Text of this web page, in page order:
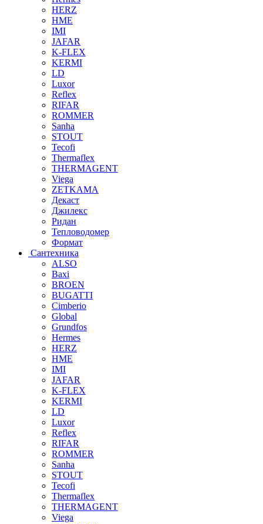
HERZ
HME
IMI
JAFAR
K-FLEX
KERMI
LD
Luxor
Reflex
RIFAR
ROMMER
Sanha
STOUT
Tecofi
Thermaflex
THERMAGENT
Viega
ZETKAMA
Декаст
Джилекс
Ридан
Тепловодомер
Формат
Сантехника
ALSO
Baxi
BROEN
BUGATTI
Cimberio
Global
Grundfos
Hermes
HERZ
HME
IMI
JAFAR
K-FLEX
KERMI
LD
Luxor
Reflex
RIFAR
ROMMER
Sanha
STOUT
Tecofi
Thermaflex
THERMAGENT
Viega